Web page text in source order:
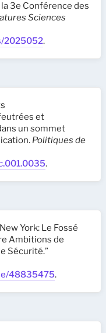
3e Conférence des
Sciences
2025052.
et
un sommet
Politiques de
.
York: Le Fossé
Ambitions de
Sécurité.”
48835475.